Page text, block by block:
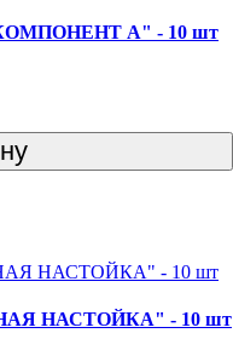
КОМПОНЕНТ А" - 10 шт
НАСТОЙКА" - 10 шт